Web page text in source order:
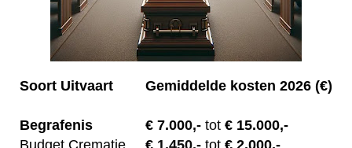
Soort Uitvaart Gemiddelde kosten 2026 (€)
Begrafenis € 7.000,- tot € 15.000,-
Budget Crematie
€ 1.450,- tot € 2.000,-